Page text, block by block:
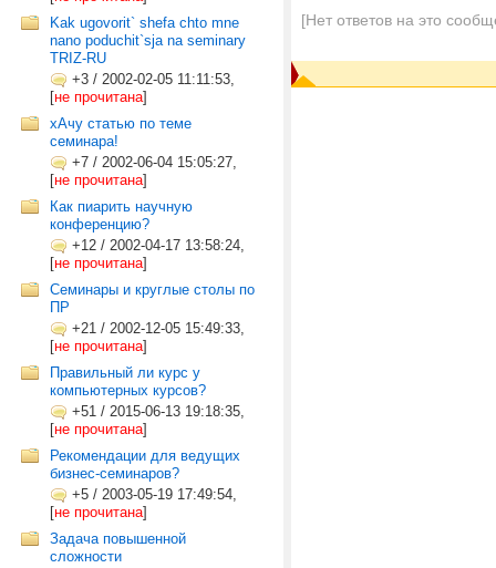
Kak ugovorit` shefa chto mne
nano poduchit`sja na seminary
TRIZ-RU
+3 / 2002-02-05 11:11:53,
[не прочитана]
хАчу статью по теме
семинара!
+7 / 2002-06-04 15:05:27,
[не прочитана]
Как пиарить научную
конференцию?
+12 / 2002-04-17 13:58:24,
[не прочитана]
Семинары и круглые столы по
ПР
+21 / 2002-12-05 15:49:33,
[не прочитана]
Правильный ли курс у
компьютерных курсов?
+51 / 2015-06-13 19:18:35,
[не прочитана]
Рекомендации для ведущих
бизнес-семинаров?
+5 / 2003-05-19 17:49:54,
[не прочитана]
Задача повышенной
сложности
[Нет ответов на это